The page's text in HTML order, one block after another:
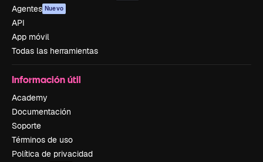
Agentes Nuevo
API
App móvil
Todas las herramientas
Información útil
Academy
Documentación
Soporte
Términos de uso
Política de privacidad